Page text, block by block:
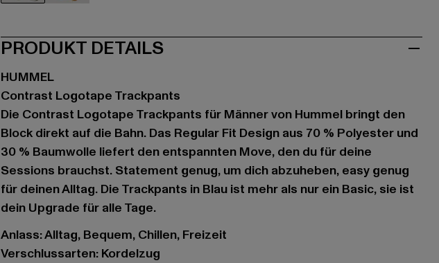
PRODUKT DETAILS
HUMMEL
Contrast Logotape Trackpants
Die Contrast Logotape Trackpants für Männer von Hummel bringt den
Block direkt auf die Bahn. Das Regular Fit Design aus 70 % Polyester und
30 % Baumwolle liefert den entspannten Move, den du für deine
Sessions brauchst. Statement genug, um dich abzuheben, easy genug
für deinen Alltag. Die Trackpants in Blau ist mehr als nur ein Basic, sie ist
dein Upgrade für alle Tage.
Anlass: Alltag, Bequem, Chillen, Freizeit
Verschlussarten: Kordelzug